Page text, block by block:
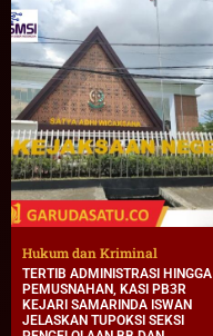
Hukum dan Kriminal
TERTIB ADMINISTRASI HINGGA
PEMUSNAHAN, KASI PB3R
KEJARI SAMARINDA ISWAN
JELASKAN TUPOKSI SEKSI